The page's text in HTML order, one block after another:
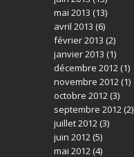
mai 2013 (13)
avril 2013 (6)
février 2013 (2)
janvier 2013 (1)
décembre 2012(1)
novembre 2012(1)
octobre 2012(3)
septembre 2012(2)
juillet 2012(3)
juin 2012(5)
mai 2012(4)